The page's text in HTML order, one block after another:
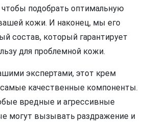
подобрать оптимальную
кожи. И наконец, мы его
состав, который гарантирует
для проблемной кожи.
экспертами, этот крем
качественные компоненты.
вредные и агрессивные
могут вызывать раздражение и